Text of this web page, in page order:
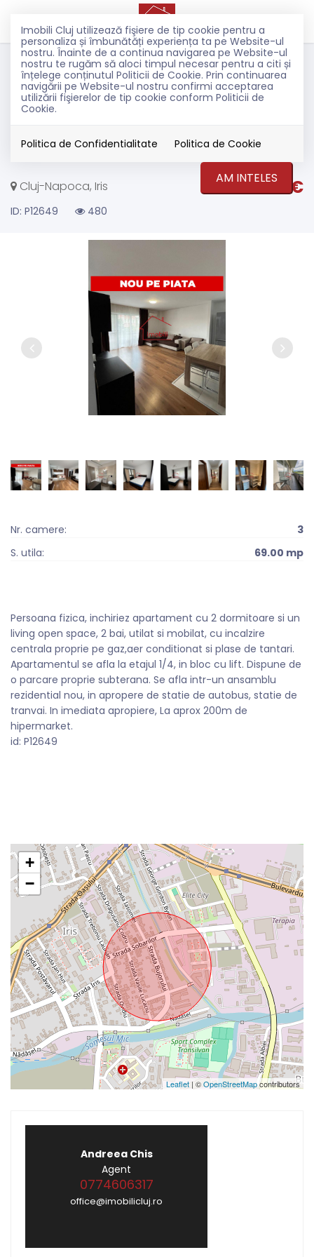
Imobili Cluj utilizează fişiere de tip cookie pentru a
personaliza și îmbunătăți experiența ta pe Website-ul
nostru. Înainte de a continua navigarea pe Website-ul
nostru te rugăm să aloci timpul necesar pentru a citi și
înțelege conținutul Politicii de Cookie. Prin continuarea
navigării pe Website-ul nostru confirmi acceptarea
utilizării fişierelor de tip cookie conform Politicii de
Cookie.
Politica de Confidentialitate Politica de Cookie
AM INTELES
Inchiriere
Apartamente
Cluj-Napoca
Iris
ansamblu rezidential, Iris
Cluj-Napoca, Iris 700€
ID: P12649 480
Nr. camere:
3
S. utila:
69.00 mp
Persoana fizica, inchiriez apartament cu 2 dormitoare si un
living open space, 2 bai, utilat si mobilat, cu incalzire
centrala proprie pe gaz,aer conditionat si plase de tantari.
Apartamentul se afla la etajul 1/4, in bloc cu lift. Dispune de
o parcare proprie subterana. Se afla intr-un ansamblu
rezidential nou, in apropere de statie de autobus, statie de
tranvai. In imediata apropiere, La aprox 200m de
hipermarket.
id: P12649
+
−
Leaflet | ©OpenStreetMapcontributors
Andreea Chis
Agent
0774606317
office@imobilicluj.ro